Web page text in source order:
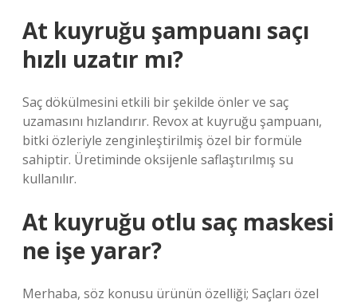
At kuyruğu şampuanı saçı
hızlı uzatır mı?
Saç dökülmesini etkili bir şekilde önler ve saç
uzamasını hızlandırır. Revox at kuyruğu şampuanı,
bitki özleriyle zenginleştirilmiş özel bir formüle
sahiptir. Üretiminde oksijenle saflaştırılmış su
kullanılır.
At kuyruğu otlu saç maskesi
ne işe yarar?
Merhaba, söz konusu ürünün özelliği; Saçları özel